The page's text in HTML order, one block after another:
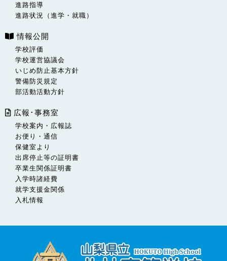
進路指導
進路状況（進学・就職）
情報公開
学校評価
学校運営協議会
いじめ防止基本方針
警備防災規定
部活動活動方針
広報･事務室
学校案内・広報誌
お便り・通信
保健室より
出席停止等の証明書
卒業生関係証明書
入学時諸経費
就学支援金関係
入札情報